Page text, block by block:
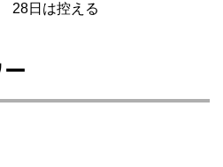
日は控える